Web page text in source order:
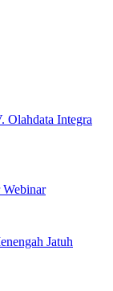
Olahdata Integra
Webinar
Jatuh